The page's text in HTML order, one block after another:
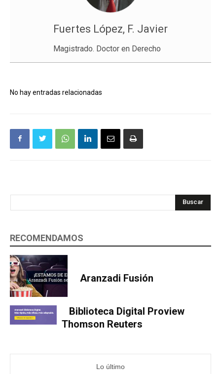
Fuertes López, F. Javier
Magistrado. Doctor en Derecho
No hay entradas relacionadas
Buscar
RECOMENDAMOS
Aranzadi Fusión
Biblioteca Digital Proview
Thomson Reuters
Lo último